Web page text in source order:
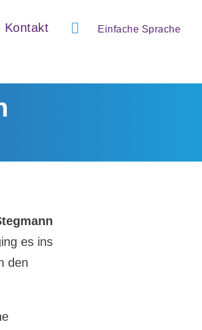
Kontakt Einfache Sprache
es ins
den